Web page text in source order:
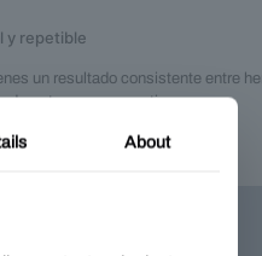
y repetible
un resultado consistente entre
deporte o uso recreativo.
About